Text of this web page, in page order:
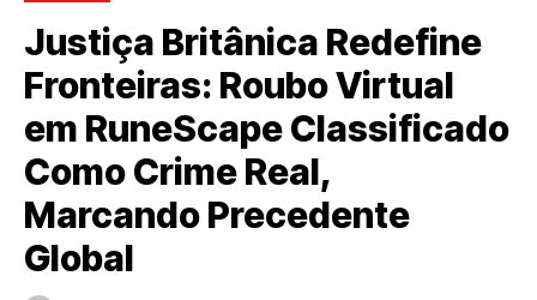
Justiça Britânica Redefine
Fronteiras: Roubo Virtual
em RuneScape Classificado
Como Crime Real,
Marcando Precedente
Global